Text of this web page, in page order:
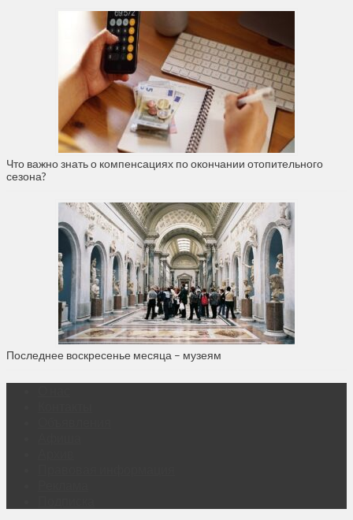
Что важно знать о компенсациях по окончании отопительного
сезона?
Последнее воскресенье месяца – музеям